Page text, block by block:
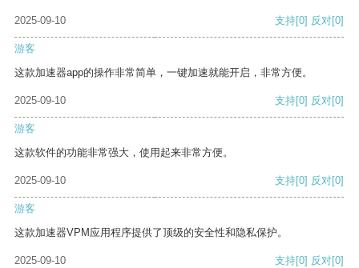
2025-09-10 支持[0] 反对[0]
游客
这款加速器app的操作非常简单，一键加速就能开启，非常方便。
2025-09-10 支持[0] 反对[0]
游客
这款软件的功能非常强大，使用起来非常方便。
2025-09-10 支持[0] 反对[0]
游客
这款加速器VPM应用程序提供了顶级的安全性和隐私保护。
2025-09-10 支持[0] 反对[0]